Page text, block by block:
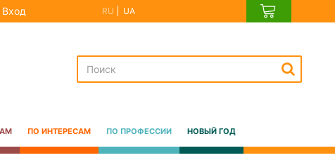
Вход RU UA
ПО ИНТЕРЕСАМ ПО ПРОФЕССИИ НОВЫЙ ГОД